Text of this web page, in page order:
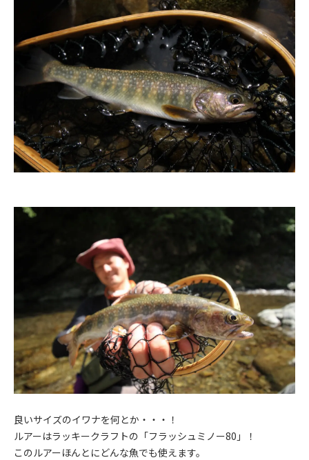
良いサイズのイワナを何とか・・・！
ルアーはラッキークラフトの「フラッシュミノー80」！
このルアーほんとにどんな魚でも使えます。